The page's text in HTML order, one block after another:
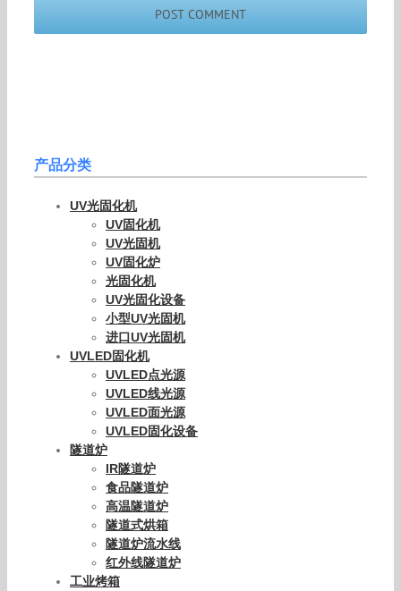
产品分类
UV光固化机
UV固化机
UV光固机
UV固化炉
光固化机
UV光固化设备
小型UV光固机
进口UV光固机
UVLED固化机
UVLED点光源
UVLED线光源
UVLED面光源
UVLED固化设备
隧道炉
IR隧道炉
食品隧道炉
高温隧道炉
隧道式烘箱
隧道炉流水线
红外线隧道炉
工业烤箱